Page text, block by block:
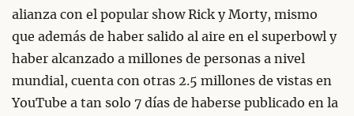
alianza con el popular show Rick y Morty, mismo
que además de haber salido al aire en el superbowl y
haber alcanzado a millones de personas a nivel
mundial, cuenta con otras 2.5 millones de vistas en
YouTube a tan solo 7 días de haberse publicado en la